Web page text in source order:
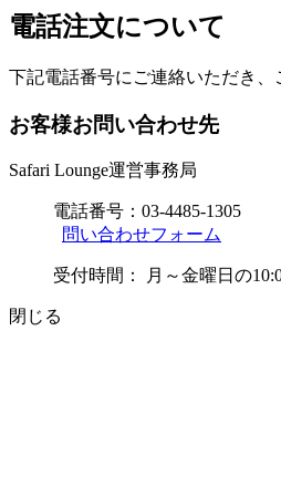
電話注文について
下記電話番号にご連絡いただき、
お客様お問い合わせ先
Safari Lounge運営事務局
電話番号： 03-4485-1305
問い合わせフォーム
受付時間： 月～金曜日の
閉じる